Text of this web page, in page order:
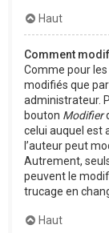
Haut
Comment
Comme pour
modifiés que
administrateur.
bouton Modifier
celui auquel est
l’auteur peut
Autrement,
peuvent le
trucage en
Haut